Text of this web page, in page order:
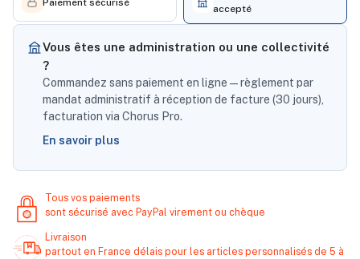
accepté
Vous êtes une administration ou une collectivité
?
Commandez sans paiement en ligne — règlement par
mandat administratif à réception de facture (30 jours),
facturation via Chorus Pro.
En savoir plus
Tous vos paiements
sont sécurisé avec PayPal virement ou chèque
Livraison
partout en France délais pour les articles personnalisés de 5 à